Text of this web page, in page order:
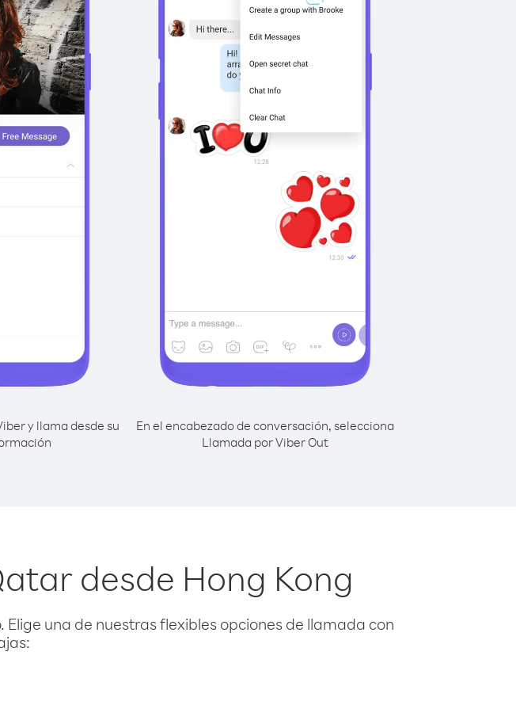
y llama desde su
En el encabezado de conversación, selecciona
Llamada por Viber Out
desde Hong Kong
una de nuestras flexibles opciones de llamada con